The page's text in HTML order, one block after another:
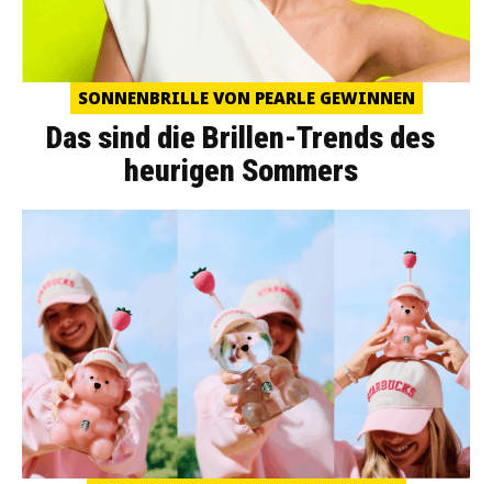
SONNENBRILLE VON PEARLE GEWINNEN
Das sind die Brillen-Trends des
heurigen Sommers